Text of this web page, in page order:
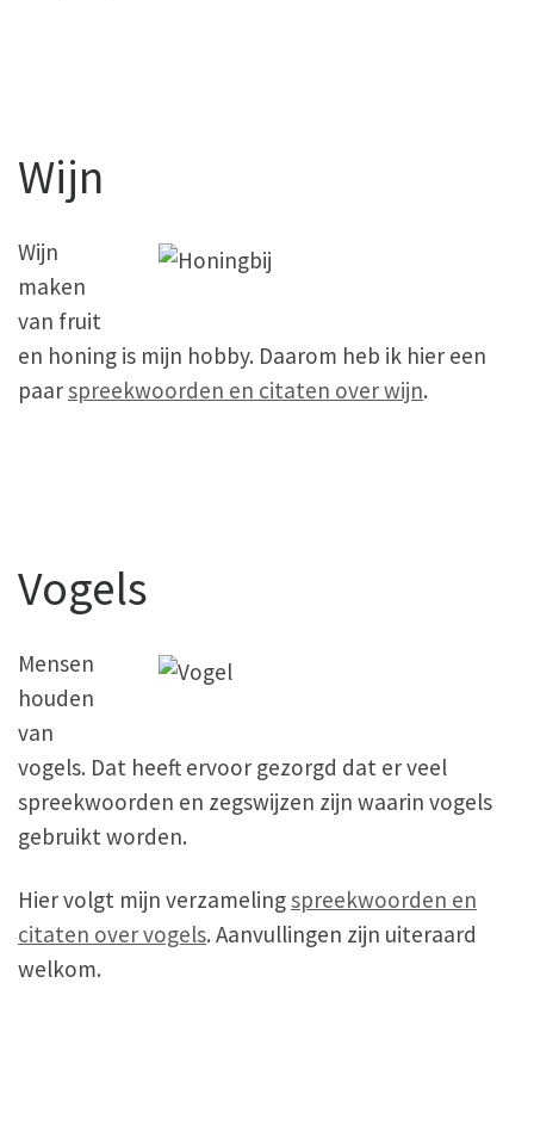
Wijn
Wijn
maken
van fruit
en honing is mijn hobby. Daarom heb ik hier een
paarspreekwoorden en citaten over wijn.
Vogels
Mensen
houden
van
vogels. Dat heeft ervoor gezorgd dat er veel
spreekwoorden en zegswijzen zijn waarin vogels
gebruikt worden.
Hier volgt mijn verzamelingspreekwoorden en
citaten over vogels. Aanvullingen zijn uiteraard
welkom.